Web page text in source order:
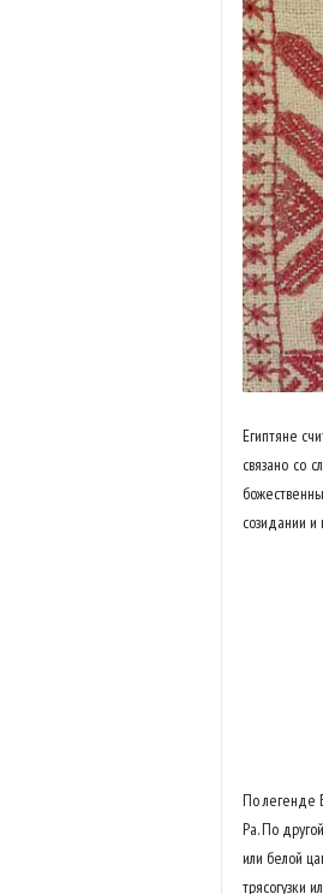
Египтяне
связано со
созидании
По легенде
Ра. По
или белой
трясогузки